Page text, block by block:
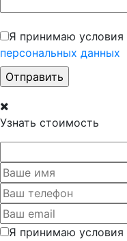
Я принимаю условия
персональных данных
Узнать стоимость
Я принимаю условия